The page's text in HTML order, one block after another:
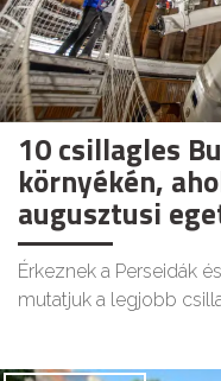
10 csillagles
környékén,
augusztusi
Érkeznek a Perseidák
mutatjuk a legjobb